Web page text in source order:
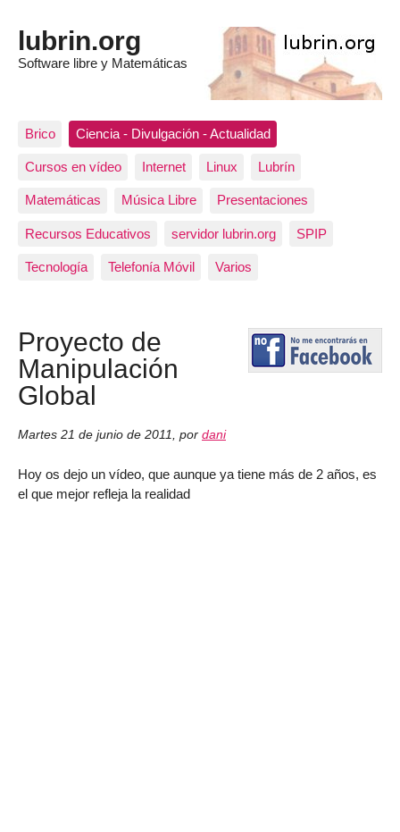
lubrin.org
Software libre y Matemáticas
Brico Ciencia - Divulgación - Actualidad
Cursos en vídeo Internet Linux Lubrín
Matemáticas Música Libre Presentaciones
Recursos Educativos servidor lubrin.org SPIP
Tecnología Telefonía Móvil Varios
Proyecto de
Manipulación
Global
Martes 21 de junio de 2011, por dani
Hoy os dejo un vídeo, que aunque ya tiene más de 2 años, es
el que mejor refleja la realidad